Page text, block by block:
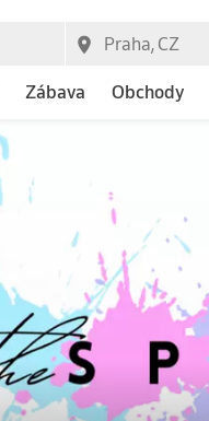
Zábava Obchody